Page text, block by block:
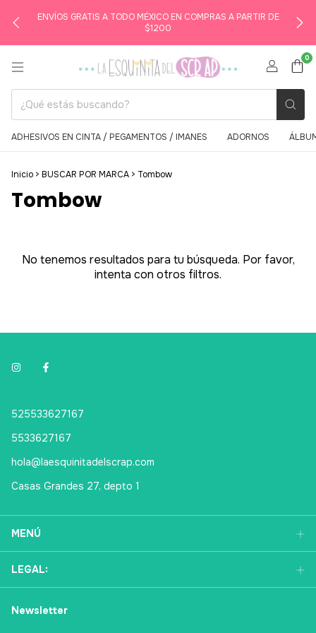
ENVÍOS GRATIS A TODO MÉXICO EN COMPRAS A PARTIR DE
$1200
0
ADHESIVOS EN CINTA / PEGAMENTOS / IMANES ADORNOS
Inicio > BUSCAR POR MARCA > Tombow
Tombow
No tenemos resultados para tu búsqueda. Por favor,
intenta con otros filtros.
525533627167
5533627167
hola@laesquinitadelscrap.com
Casas Grandes 27, depto 1
MENÚ
LEGAL:
Newsletter